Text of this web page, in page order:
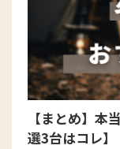
【まとめ】本
選3台はコレ】